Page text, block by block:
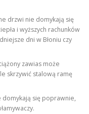
drzwi nie domykają się
i wyższych rachunków
dni w Błoniu czy
zawias może
skrzywić stalową ramę
domykają się poprawnie,